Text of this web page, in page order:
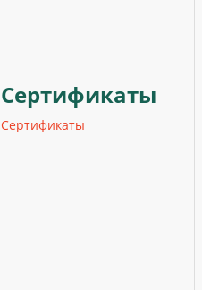
Сертификаты
Сертификаты